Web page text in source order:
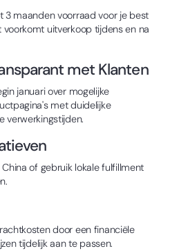
3 maanden voorraad voor je best
uitverkoop tijdens en na
met Klanten
januari over mogelijke
met duidelijke
verwerkingstijden.
of gebruik lokale fulfillment
door een financiële
tijdelijk aan te passen.